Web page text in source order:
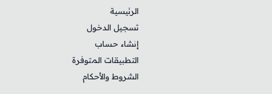
الرئيسية
تسجيل الدخول
إنشاء حساب
التطبيقات المتوفرة
الشروط والأحكام